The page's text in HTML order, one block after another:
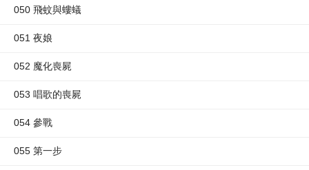
050 飛蚊與螻蟻
051 夜娘
052 魔化喪屍
053 唱歌的喪屍
054 參戰
055 第一步